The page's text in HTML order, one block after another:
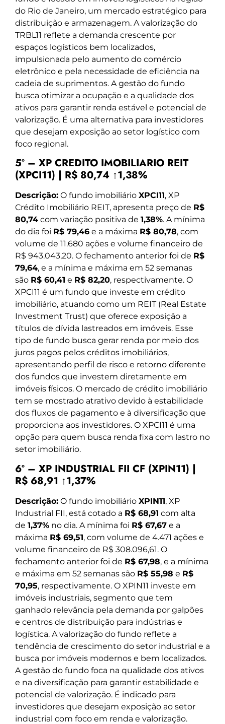
do Rio de Janeiro, um mercado estratégico para
distribuição e armazenagem. A valorização do
TRBL11 reflete a demanda crescente por
espaços logísticos bem localizados,
impulsionada pelo aumento do comércio
eletrônico e pela necessidade de eficiência na
cadeia de suprimentos. A gestão do fundo
busca otimizar a ocupação e a qualidade dos
ativos para garantir renda estável e potencial de
valorização. É uma alternativa para investidores
que desejam exposição ao setor logístico com
foco regional.
5º – XP CREDITO IMOBILIARIO REIT
(XPCI11) | R$ 80,74 ↑1,38%
Descrição: O fundo imobiliário XPCI11, XP
Crédito Imobiliário REIT, apresenta preço de R$
80,74 com variação positiva de 1,38%. A mínima
do dia foi R$ 79,46 e a máxima R$ 80,78, com
volume de 11.680 ações e volume financeiro de
R$ 943.043,20. O fechamento anterior foi de R$
79,64, e a mínima e máxima em 52 semanas
são R$ 60,41 e R$ 82,20, respectivamente. O
XPCI11 é um fundo que investe em crédito
imobiliário, atuando como um REIT (Real Estate
Investment Trust) que oferece exposição a
títulos de dívida lastreados em imóveis. Esse
tipo de fundo busca gerar renda por meio dos
juros pagos pelos créditos imobiliários,
apresentando perfil de risco e retorno diferente
dos fundos que investem diretamente em
imóveis físicos. O mercado de crédito imobiliário
tem se mostrado atrativo devido à estabilidade
dos fluxos de pagamento e à diversificação que
proporciona aos investidores. O XPCI11 é uma
opção para quem busca renda fixa com lastro no
setor imobiliário.
6º – XP INDUSTRIAL FII CF (XPIN11) |
R$ 68,91 ↑1,37%
Descrição: O fundo imobiliário XPIN11, XP
Industrial FII, está cotado a R$ 68,91 com alta
de 1,37% no dia. A mínima foi R$ 67,67 e a
máxima R$ 69,51, com volume de 4.471 ações e
volume financeiro de R$ 308.096,61. O
fechamento anterior foi de R$ 67,98, e a mínima
e máxima em 52 semanas são R$ 55,98 e R$
70,95, respectivamente. O XPIN11 investe em
imóveis industriais, segmento que tem
ganhado relevância pela demanda por galpões
e centros de distribuição para indústrias e
logística. A valorização do fundo reflete a
tendência de crescimento do setor industrial e a
busca por imóveis modernos e bem localizados.
A gestão do fundo foca na qualidade dos ativos
e na diversificação para garantir estabilidade e
potencial de valorização. É indicado para
investidores que desejam exposição ao setor
industrial com foco em renda e valorização.